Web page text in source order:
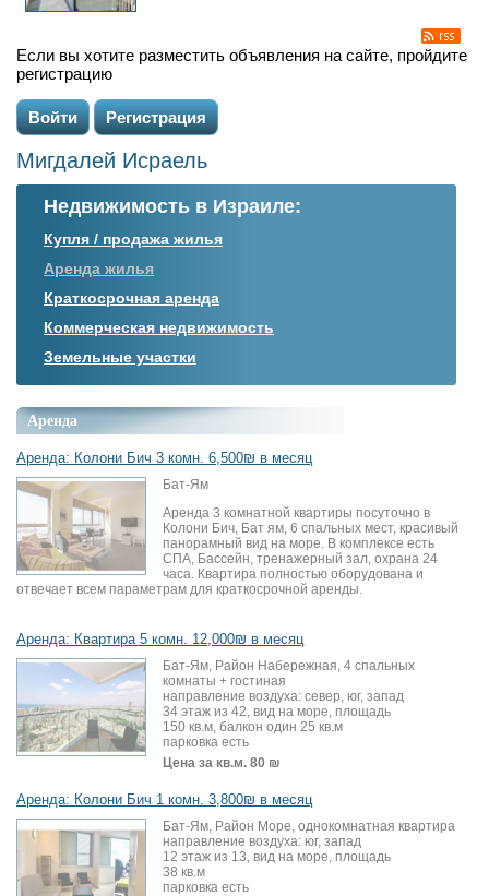
Если вы хотите разместить объявления на сайте, пройдите
регистрацию
Войти Регистрация
Мигдалей Исраель
Недвижимость в Израиле:
Купля / продажа жилья
Аренда жилья
Краткосрочная аренда
Коммерческая недвижимость
Земельные участки
Аренда
Аренда: Колони Бич 3 комн. 6,500₪ в месяц
Бат-Ям
Аренда 3 комнатной квартиры посуточно в
Колони Бич, Бат ям, 6 спальных мест, красивый
панорамный вид на море. В комплексе есть
СПА, Бассейн, тренажерный зал, охрана 24
часа. Квартира полностью оборудована и
отвечает всем параметрам для краткосрочной аренды.
Аренда: Квартира 5 комн. 12,000₪ в месяц
Бат-Ям, Район Набережная, 4 спальных
комнаты + гостиная
направление воздуха: север, юг, запад
34 этаж из 42, вид на море, площадь
150 кв.м, балкон один 25 кв.м
парковка есть
Цена за кв.м. 80 ₪
Аренда: Колони Бич 1 комн. 3,800₪ в месяц
Бат-Ям, Район Море, однокомнатная квартира
направление воздуха: юг, запад
12 этаж из 13, вид на море, площадь
38 кв.м
парковка есть